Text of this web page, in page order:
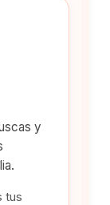
y
tus